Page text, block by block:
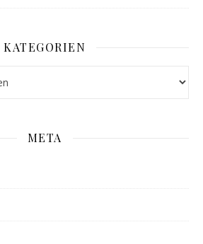
KATEGORIEN
META